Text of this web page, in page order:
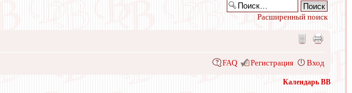
Расширенный поиск
FAQ Регистрация Вход
Календарь ВВ